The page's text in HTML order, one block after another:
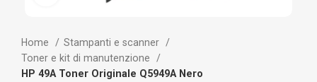
Home
Stampanti e scanner
Toner e kit di manutenzione
HP 49A Toner Originale Q5949A Nero